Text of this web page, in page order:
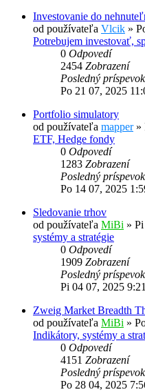
Investovanie do
od používateľa Vlcik »
Potrebujem investovať,
0 Odpovedí
2454 Zobrazení
Posledný príspevok
Po 21 07, 2025
Portfolio simulatory
od používateľa mapper»
ETF, Hedge fondy
0 Odpovedí
1283 Zobrazení
Posledný príspevok
Po 14 07, 2025
Sledovanie trhov
od používateľa MiBi »
systémy a stratégie
0 Odpovedí
1909 Zobrazení
Posledný príspevok
Pi 04 07, 2025
Zweig Market Breadth
od používateľa MiBi »
Indikátory, systémy a
0 Odpovedí
4151 Zobrazení
Posledný príspevok
Po 28 04, 2025